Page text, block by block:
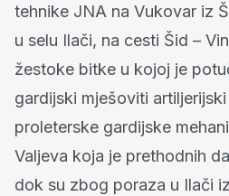
tehnike JNA na Vukovar iz
u selu Ilači, na cesti Šid –
žestoke bitke u kojoj je
gardijski mješoviti
proleterske gardijske
Valjeva koja je prethodnih
dok su zbog poraza u Ilači